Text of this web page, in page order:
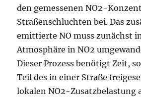
den gemessenen NO2-
Straßenschluchten bei. Das
emittierte NO muss zunächst
Atmosphäre in NO2
Dieser Prozess benötigt Zeit,
Teil des in einer Straße
lokalen NO2-Zusatzbelastung